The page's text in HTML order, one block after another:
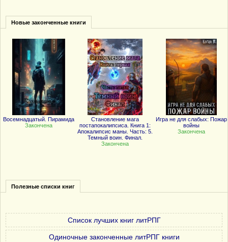
Новые законченные книги
Восемнадцатый. Пирамида
Закончена
Становление мага
постапокалипсиса. Книга 1:
Апокалипсис маны. Часть: 5.
Темный воин. Финал.
Закончена
Игра не для слабых: Пожар
войны
Закончена
Полезные списки книг
Список лучших книг литРПГ
Одиночные законченные литРПГ книги